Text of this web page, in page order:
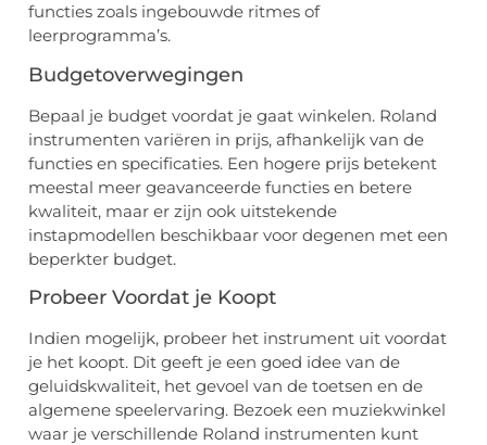
functies zoals ingebouwde ritmes of
leerprogramma’s.
Budgetoverwegingen
Bepaal je budget voordat je gaat winkelen. Roland
instrumenten variëren in prijs, afhankelijk van de
functies en specificaties. Een hogere prijs betekent
meestal meer geavanceerde functies en betere
kwaliteit, maar er zijn ook uitstekende
instapmodellen beschikbaar voor degenen met een
beperkter budget.
Probeer Voordat je Koopt
Indien mogelijk, probeer het instrument uit voordat
je het koopt. Dit geeft je een goed idee van de
geluidskwaliteit, het gevoel van de toetsen en de
algemene speelervaring. Bezoek een muziekwinkel
waar je verschillende Roland instrumenten kunt